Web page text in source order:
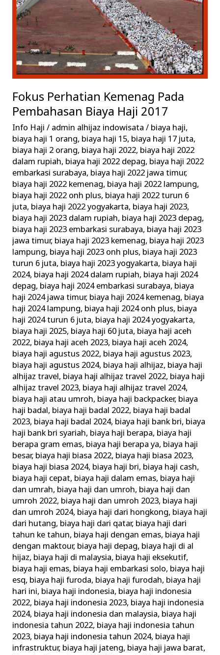
Fokus Perhatian Kemenag Pada
Pembahasan Biaya Haji 2017
Info Haji / admin alhijaz indowisata/ biaya haji,
biaya haji 1 orang, biaya haji 15, biaya haji 17 juta,
biaya haji 2 orang, biaya haji 2022, biaya haji 2022
dalam rupiah, biaya haji 2022 depag, biaya haji 2022
embarkasi surabaya, biaya haji 2022 jawa timur,
biaya haji 2022 kemenag, biaya haji 2022 lampung,
biaya haji 2022 onh plus, biaya haji 2022 turun 6
juta, biaya haji 2022 yogyakarta, biaya haji 2023,
biaya haji 2023 dalam rupiah, biaya haji 2023 depag,
biaya haji 2023 embarkasi surabaya, biaya haji 2023
jawa timur, biaya haji 2023 kemenag, biaya haji 2023
lampung, biaya haji 2023 onh plus, biaya haji 2023
turun 6 juta, biaya haji 2023 yogyakarta, biaya haji
2024, biaya haji 2024 dalam rupiah, biaya haji 2024
depag, biaya haji 2024 embarkasi surabaya, biaya
haji 2024 jawa timur, biaya haji 2024 kemenag, biaya
haji 2024 lampung, biaya haji 2024 onh plus, biaya
haji 2024 turun 6 juta, biaya haji 2024 yogyakarta,
biaya haji 2025, biaya haji 60 juta, biaya haji aceh
2022, biaya haji aceh 2023, biaya haji aceh 2024,
biaya haji agustus 2022, biaya haji agustus 2023,
biaya haji agustus 2024, biaya haji alhijaz, biaya haji
alhijaz travel, biaya haji alhijaz travel 2022, biaya haji
alhijaz travel 2023, biaya haji alhijaz travel 2024,
biaya haji atau umroh, biaya haji backpacker, biaya
haji badal, biaya haji badal 2022, biaya haji badal
2023, biaya haji badal 2024, biaya haji bank bri, biaya
haji bank bri syariah, biaya haji berapa, biaya haji
berapa gram emas, biaya haji berapa ya, biaya haji
besar, biaya haji biasa 2022, biaya haji biasa 2023,
biaya haji biasa 2024, biaya haji bri, biaya haji cash,
biaya haji cepat, biaya haji dalam emas, biaya haji
dan umrah, biaya haji dan umroh, biaya haji dan
umroh 2022, biaya haji dan umroh 2023, biaya haji
dan umroh 2024, biaya haji dari hongkong, biaya haji
dari hutang, biaya haji dari qatar, biaya haji dari
tahun ke tahun, biaya haji dengan emas, biaya haji
dengan maktour, biaya haji depag, biaya haji di al
hijaz, biaya haji di malaysia, biaya haji eksekutif,
biaya haji emas, biaya haji embarkasi solo, biaya haji
esq, biaya haji furoda, biaya haji furodah, biaya haji
hari ini, biaya haji indonesia, biaya haji indonesia
2022, biaya haji indonesia 2023, biaya haji indonesia
2024, biaya haji indonesia dan malaysia, biaya haji
indonesia tahun 2022, biaya haji indonesia tahun
2023, biaya haji indonesia tahun 2024, biaya haji
infrastruktur, biaya haji jateng, biaya haji jawa barat,
Biaya
Haji
2017